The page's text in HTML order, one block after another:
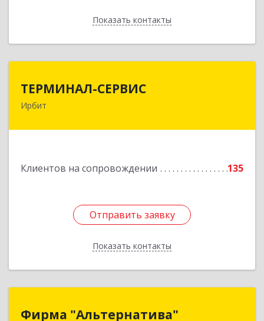
Показать контакты
Назад
ТЕРМИНАЛ-СЕРВИС
Ирбит
Клиентов на сопровождении 135
Отправить заявку
Показать контакты
Отправить заявку
Назад
Фирма "Альтернатива"